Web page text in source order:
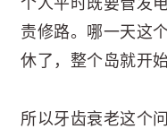
个人平时既要管发
责修路。哪一天这
休了，整个岛就开始
所以牙齿衰老这个